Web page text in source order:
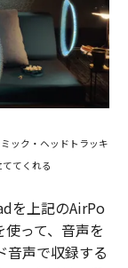
ック・ヘッドトラッキ
てくれる
を上記のAirPo
って、音声を
声で収録する